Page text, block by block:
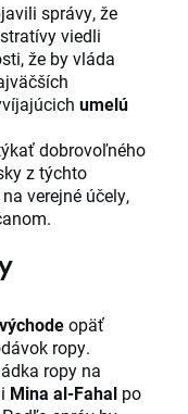
správy, že
viedli
že by vláda
umelú
dobrovoľného
z týchto
verejné účely,
opäť
ropy.
ropy na
Mina al-Fahal po